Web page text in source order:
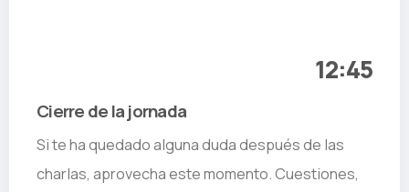
12:45
Cierre de la jornada
Si te ha quedado alguna duda después de las
charlas, aprovecha este momento. Cuestiones,